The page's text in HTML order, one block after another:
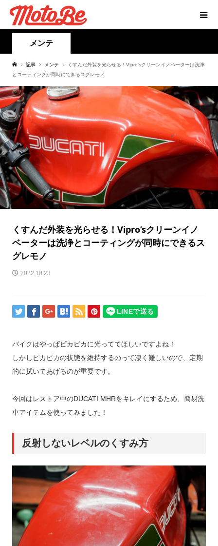
メンテ
記事 メンテ
くすんだ外装を光らせる！Vipro’sクリーンイノベーターは洗浄
とコーティングが同時にできるスグレモノ
くすんだ外装を光らせる！Vipro’sクリーンイノ
ベーターは洗浄とコーティングが同時にできるス
グレモノ
2022.10.23
バイクはやっぱピカピカに光っててほしいですよね！
しかしピカピカの状態を維持するのって凄く難しいので、定期
的に拭いてあげるのが重要です。
今回はレストア中のDUCATI MHRをキレイにするため、簡易洗
車アイテムを使ってみました！
反射しないレベルのくすみ方